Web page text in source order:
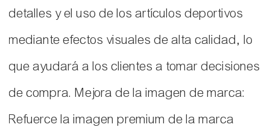
detalles y el uso de los artículos deportivos
mediante efectos visuales de alta calidad, lo
que ayudará a los clientes a tomar decisiones
de compra. Mejora de la imagen de marca:
Refuerce la imagen premium de la marca